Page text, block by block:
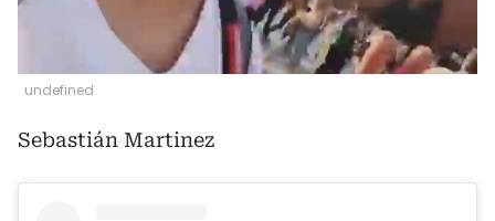
undefined
Sebastián Martinez